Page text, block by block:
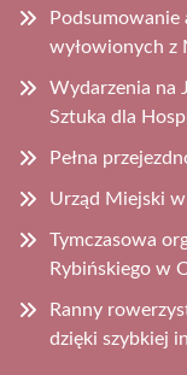
wyłowionych z
Wydarzenia na
Sztuka dla
Pełna
Urząd Miejski
Tymczasowa
Rybińskiego w
Ranny
dzięki szybkiej